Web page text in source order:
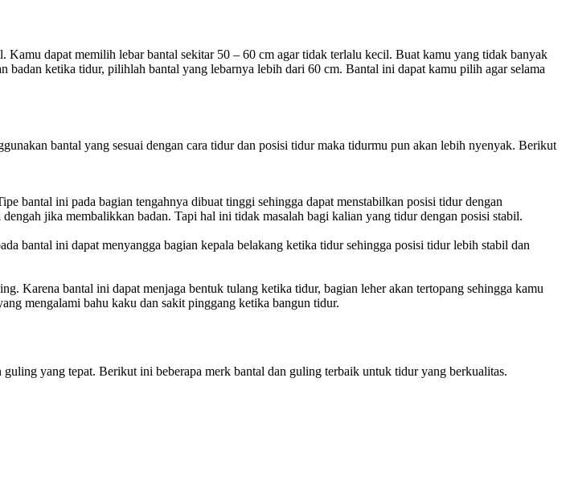
dapat memilih lebar bantal sekitar 50 – 60 cm agar tidak terlalu kecil. Buat kamu yang tidak banyak
ketika tidur, pilihlah bantal yang lebarnya lebih dari 60 cm. Bantal ini dapat kamu pilih agar selama
bantal yang sesuai dengan cara tidur dan posisi tidur maka tidurmu pun akan lebih nyenyak. Berikut
bantal ini pada bagian tengahnya dibuat tinggi sehingga dapat menstabilkan posisi tidur dengan
jika membalikkan badan. Tapi hal ini tidak masalah bagi kalian yang tidur dengan posisi stabil.
bantal ini dapat menyangga bagian kepala belakang ketika tidur sehingga posisi tidur lebih stabil dan
Karena bantal ini dapat menjaga bentuk tulang ketika tidur, bagian leher akan tertopang sehingga kamu
mengalami bahu kaku dan sakit pinggang ketika bangun tidur.
yang tepat. Berikut ini beberapa merk bantal dan guling terbaik untuk tidur yang berkualitas.